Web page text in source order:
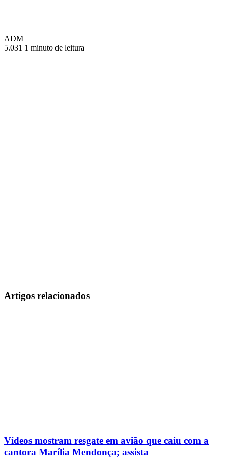
ADM
5.031 1 minuto de leitura
Artigos relacionados
Vídeos mostram resgate em avião que caiu com a
cantora Marília Mendonça; assista